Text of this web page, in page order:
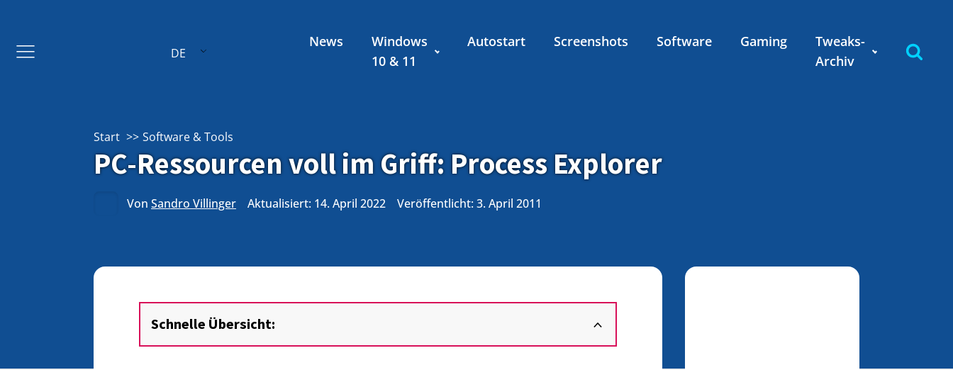
DE
News
Windows
10 & 11
Autostart Screenshots Software Gaming
Tweaks-
Archiv
Start Software & Tools
PC-Ressourcen voll im Griff: Process Explorer
Von Sandro Villinger Aktualisiert: 14. April 2022 Veröffentlicht:3. April 2011
Schnelle Übersicht: